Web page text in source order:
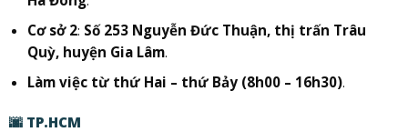
Cơ sở 2: Số 253 Nguyễn Đức Thuận, thị trấn Trâu
Quỳ, huyện Gia Lâm.
Làm việc từ thứ Hai – thứ Bảy (8h00 – 16h30).
🌆 TP.HCM